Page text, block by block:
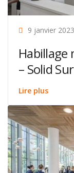
9 janvier 2023
Habillage
– Solid
Lire plus